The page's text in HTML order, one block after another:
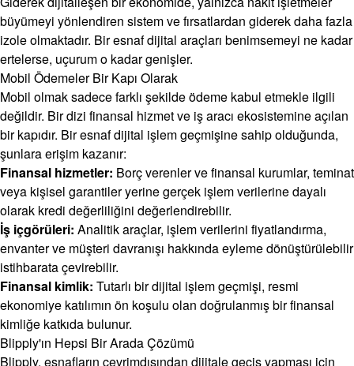
büyümeyi yönlendiren sistem ve fırsatlardan giderek daha fazla
izole olmaktadır. Bir esnaf dijital araçları benimsemeyi ne kadar
ertelerse, uçurum o kadar genişler.
Mobil Ödemeler Bir Kapı Olarak
Mobil olmak sadece farklı şekilde ödeme kabul etmekle ilgili
değildir. Bir dizi finansal hizmet ve iş aracı ekosistemine açılan
bir kapıdır. Bir esnaf dijital işlem geçmişine sahip olduğunda,
şunlara erişim kazanır:
Finansal hizmetler: Borç verenler ve finansal kurumlar, teminat
veya kişisel garantiler yerine gerçek işlem verilerine dayalı
olarak kredi değerliliğini değerlendirebilir.
İş içgörüleri: Analitik araçlar, işlem verilerini fiyatlandırma,
envanter ve müşteri davranışı hakkında eyleme dönüştürülebilir
istihbarata çevirebilir.
Finansal kimlik: Tutarlı bir dijital işlem geçmişi, resmi
ekonomiye katılımın ön koşulu olan doğrulanmış bir finansal
kimliğe katkıda bulunur.
Blipply'ın Hepsi Bir Arada Çözümü
Blipply, esnafların çevrimdışından dijitale geçiş yapması için